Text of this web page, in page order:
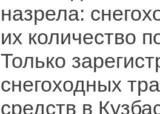
назрела:
их количество
Только
снегоходных
средств в